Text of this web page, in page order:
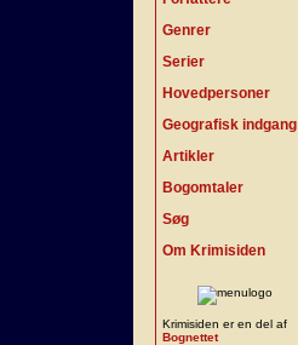
Genrer
Serier
Hovedpersoner
Geografisk indgang
Artikler
Bogomtaler
Søg
Om Krimisiden
Krimisiden er en del af
Bognettet